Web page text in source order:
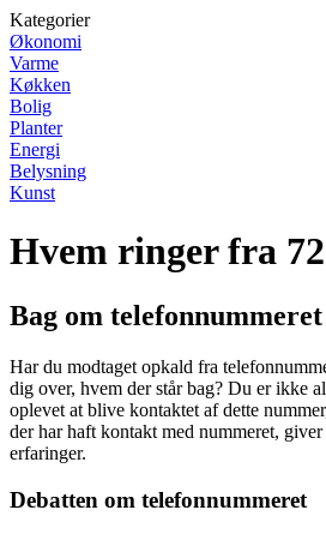
Kategorier
Økonomi
Varme
Køkken
Bolig
Planter
Energi
Belysning
Kunst
Hvem ringer fra
Bag om telefonnummeret
Har du modtaget opkald fra
dig over, hvem der står bag? Du er ikke
oplevet at blive kontaktet af dette
der har haft kontakt med nummeret,
erfaringer.
Debatten om telefonnummeret